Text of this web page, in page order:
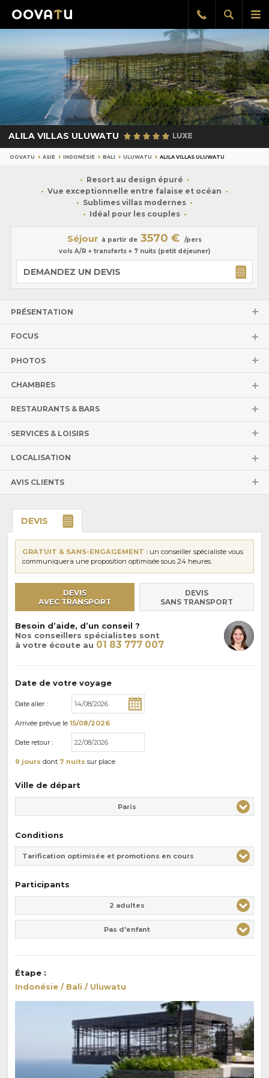
le
Afficher
la
Rappel
gratuit
ALILA VILLAS ULUWATU
OOVATU ASIE INDONÉSIE BALI ULUWATU ALILA VILLAS ULUWATU
Resort au design épuré
Vue exceptionnelle entre falaise et océan
Sublimes villas modernes
Idéal pour les couples
Séjour à partir de 3570 €
/pers
vols A/R + transferts + 7 nuits (petit déjeuner)
DEMANDEZ UN DEVIS
PRÉSENTATION
FOCUS
PHOTOS
CHAMBRES
RESTAURANTS & BARS
SERVICES & LOISIRS
LOCALISATION
AVIS CLIENTS
DEVIS
GRATUIT & SANS-ENGAGEMENT : un conseiller spécialiste vous
communiquera une proposition optimisée sous 24 heures.
DEVIS
AVEC TRANSPORT
DEVIS
SANS TRANSPORT
Besoin d’aide, d’un conseil ?
Nos conseillers spécialistes sont
à votre écoute au 01 83 777 007
Date de votre voyage
Date aller :
Arrivée prévue le 15/08/2026
Date retour :
9 jours dont 7 nuits sur place
Ville de départ
Paris
Conditions
Tarification optimisée et promotions en cours
Participants
2 adultes
Pas d'enfant
Étape :
Indonésie / Bali / Uluwatu